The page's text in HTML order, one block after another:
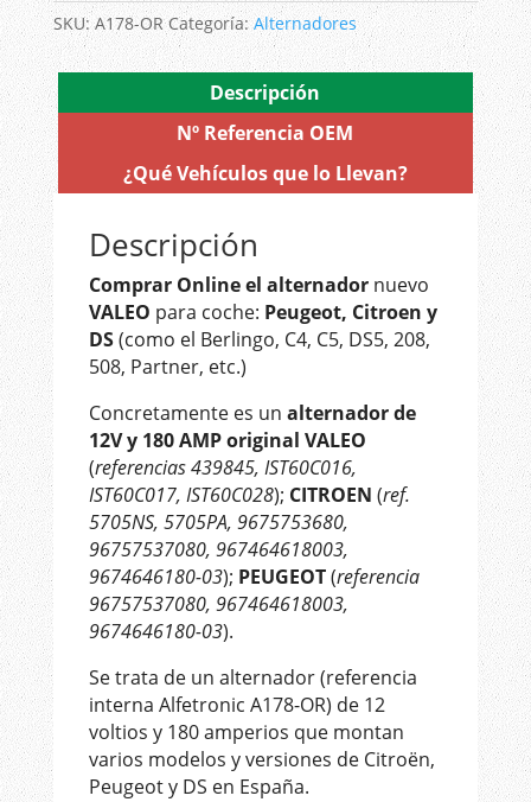
SKU:A178-OR Categoría: Alternadores
Descripción
Nº Referencia OEM
¿Qué Vehículos que lo Llevan?
Descripción
Comprar Online el alternadornuevo
VALEO para coche: Peugeot, Citroen y
DS(como el Berlingo, C4, C5, DS5, 208,
508, Partner, etc.)
Concretamente es un alternador de
12V y 180 AMP original VALEO
(referencias 439845, IST60C016,
IST60C017, IST60C028); CITROEN (ref.
5705NS, 5705PA, 9675753680,
96757537080, 967464618003,
9674646180-03); PEUGEOT(referencia
96757537080, 967464618003,
9674646180-03).
Se trata de un alternador (referencia
interna Alfetronic A178-OR) de 12
voltios y 180 amperios que montan
varios modelos y versiones de Citroën,
Peugeot y DS en España.